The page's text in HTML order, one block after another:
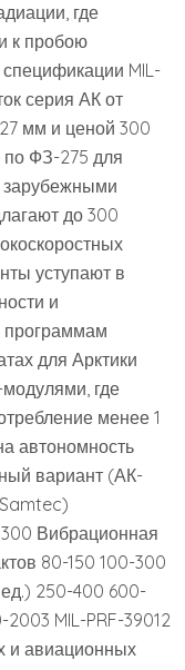
где
к пробою
MIL-
серия АК от
мм и ценой 300
по ФЗ-275 для
до 300
уступают в
и
для Арктики
модулями, где
менее 1
автономность
вариант (АК-
Вибрационная
80-150 100-300
250-400 600-
MIL-PRF-39012
и авиационных